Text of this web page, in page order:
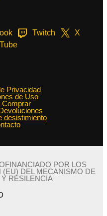
Twitch
X
Privacidad
de Uso
Comprar
desistimiento
POR LOS
(EU) DEL MECANISMO DE
RESILENCIA